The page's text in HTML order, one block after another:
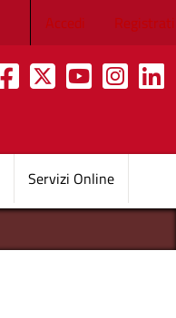
Menu
Accedi Registrati
Servizi Online